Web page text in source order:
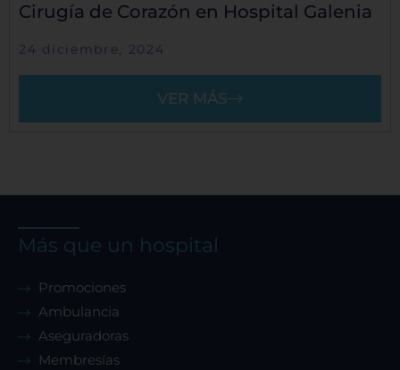
Cirugía de Corazón en Hospital Galenia
24 diciembre, 2024
VER MÁS
Más que un hospital
Promociones
Ambulancia
Aseguradoras
Membresías